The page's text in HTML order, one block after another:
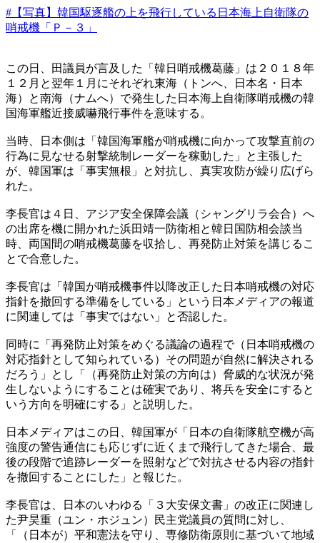
#【写真】韓国駆逐艦の上を飛行している日本海上自衛隊の
哨戒機「Ｐ－３」
この日、田議員が言及した「韓日哨戒機葛藤」は２０１８年
１２月と翌年１月にそれぞれ東海（トンへ、日本名・日本
海）と南海（ナムへ）で発生した日本海上自衛隊哨戒機の韓
国海軍艦近接威嚇飛行事件を意味する。
当時、日本側は「韓国海軍艦が哨戒機に向かって攻撃直前の
行為に見なせる射撃統制レーダーを稼動した」と主張した
が、韓国軍は「事実無根」と対抗し、真実攻防が繰り広げら
れた。
李長官は４日、アジア安全保障会議（シャングリラ会合）へ
の出席を機に開かれた浜田靖一防衛相と韓日国防相会談当
時、両国間の哨戒機葛藤を収拾し、再発防止対策を講じるこ
とで合意した。
李長官は「韓国が哨戒機事件以降改正した日本哨戒機の対応
指針を撤回する準備をしている」という日本メディアの報道
に関連しては「事実ではない」と否認した。
同時に「再発防止対策をめぐる議論の過程で（日本哨戒機の
対応指針として知られている）その問題が自然に解決される
だろう」とし「（再発防止対策の方向は）脅威的な状況が発
生しないようにすることは確実であり、将兵を安全にすると
いう方向を明確にする」と説明した。
日本メディアはこの日、韓国軍が「日本の自衛隊航空機が高
強度の警告通信にも応じずに近くまで飛行してきた場合、最
後の段階で追跡レーダーを照射などで対抗させる内容の指針
を撤回することにした」と報じた。
李長官は、日本のいわゆる「３大安保文書」の改正に関連し
た尹昊重（ユン・ホジュン）民主党議員の質問に対し、
「（日本が）平和憲法を守り、専修防衛原則に基づいて地域